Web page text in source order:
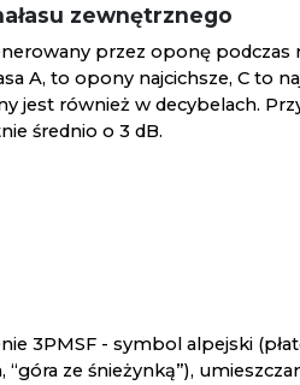
zewnętrznego
przez oponę
A, to opony najcichsze, C to
jest również w decybelach.
średnio o 3 dB.
3PMSF - symbol alpejski
“góra ze śnieżynką”),